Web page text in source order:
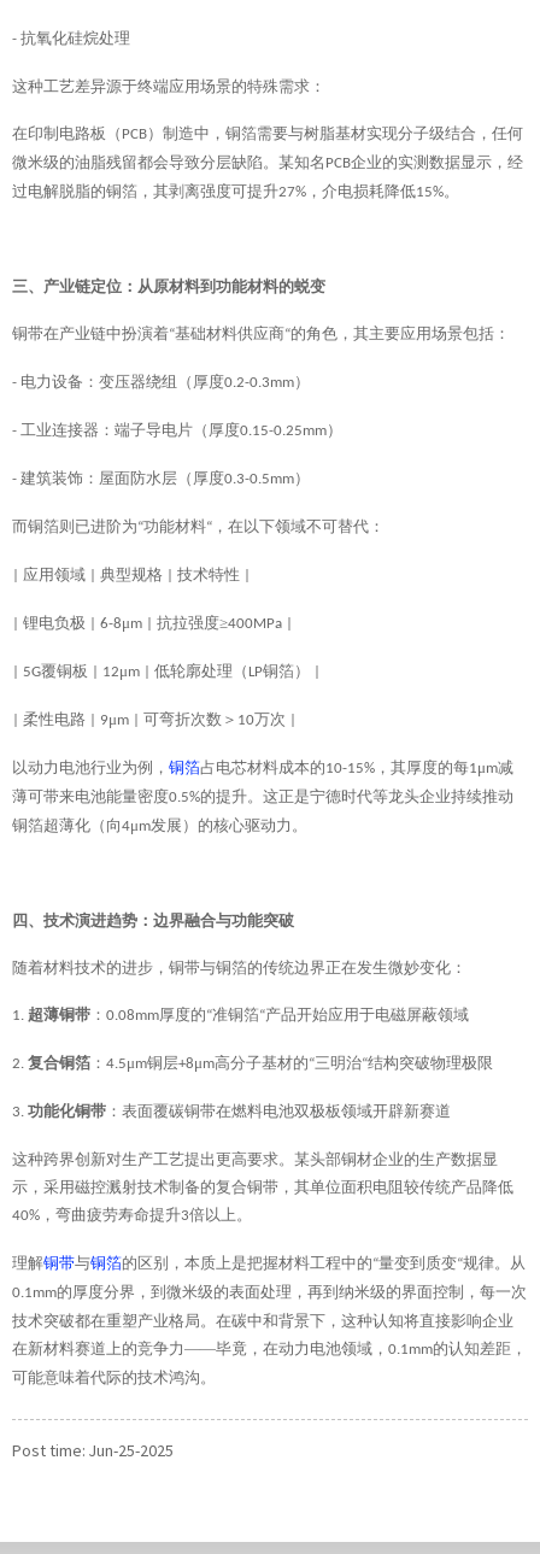
- 抗氧化硅烷处理
这种工艺差异源于终端应用场景的特殊需求：
在印制电路板（ PCB）制造中，铜箔需要与树脂基材实现分子级结合，任何
微米级的油脂残留都会导致分层缺陷。某知名 PCB企业的实测数据显示，经
过电解脱脂的铜箔，其剥离强度可提升27% ，介电损耗降低15%。
三、产业链定位：从原材料到功能材料的蜕变
铜带在产业链中扮演着“基础材料供应商“的角色，其主要应用场景包括：
- 电力设备：变压器绕组（厚度0.2-0.3mm）
- 工业连接器：端子导电片（厚度0.15-0.25mm）
- 建筑装饰：屋面防水层（厚度0.3-0.5mm）
而铜箔则已进阶为“功能材料“ ，在以下领域不可替代：
应用领域 典型规格 技术特性
锂电负极 | 6-8μm | 抗拉强度≥400MPa |
| 5G覆铜板 | 12μm | 低轮廓处理（ LP铜箔）
柔性电路 | 9μm | 可弯折次数＞ 10万次
以动力电池行业为例， 铜箔占电芯材料成本的10-15% ，其厚度的每1μm减
薄可带来电池能量密度0.5%的提升。这正是宁德时代等龙头企业持续推动
铜箔超薄化（向4μm发展）的核心驱动力。
四、技术演进趋势：边界融合与功能突破
随着材料技术的进步，铜带与铜箔的传统边界正在发生微妙变化：
1. 超薄铜带 ： 0.08mm厚度的“准铜箔“产品开始应用于电磁屏蔽领域
2. 复合铜箔 ： 4.5μm铜层+8μm高分子基材的“三明治“结构突破物理极限
3. 功能化铜带 ：表面覆碳铜带在燃料电池双极板领域开辟新赛道
这种跨界创新对生产工艺提出更高要求。某头部铜材企业的生产数据显
示，采用磁控溅射技术制备的复合铜带，其单位面积电阻较传统产品降低
40% ，弯曲疲劳寿命提升3倍以上。
理解铜带与铜箔的区别，本质上是把握材料工程中的“量变到质变“规律。从
0.1mm的厚度分界，到微米级的表面处理，再到纳米级的界面控制，每一次
技术突破都在重塑产业格局。在碳中和背景下，这种认知将直接影响企业
在新材料赛道上的竞争力——毕竟，在动力电池领域， 0.1mm的认知差距，
可能意味着代际的技术鸿沟。
Post time: Jun-25-2025